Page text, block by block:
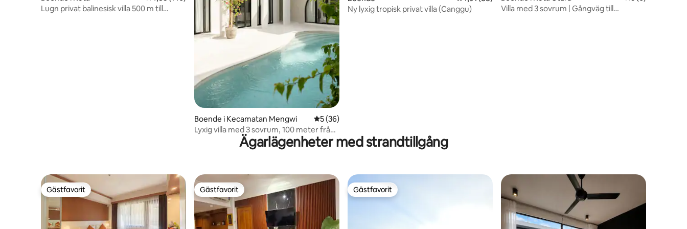
Lugn privat balinesisk villa 500 m till
Boende i Kecamatan Mengwi 5 av 5 i genomsnittligt betyg, 36 omdömen
5 (36)
Lyxig villa med 3 sovrum, 100 meter från
Ny lyxig tropisk privat villa (Canggu)
Villa med 3 sovrum | Gångväg till
Ägarlägenheter med strandtillgång
Gästfavorit
Gästfavorit Gästfavorit
Gästfavorit Gästfavorit
Gästfavorit